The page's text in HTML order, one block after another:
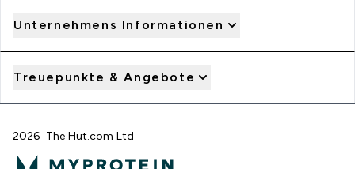
Unternehmens Informationen
Treuepunkte & Angebote
2026 The Hut.com Ltd